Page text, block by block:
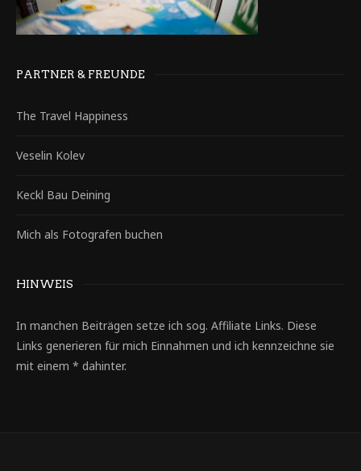
PARTNER & FREUNDE
The Travel Happiness
Veselin Kolev
Keckl Bau Deining
Mich als Fotografen buchen
HINWEIS
In manchen Beiträgen setze ich sog. Affiliate Links. Diese
Links generieren für mich Einnahmen und ich kennzeichne sie
mit einem * dahinter.